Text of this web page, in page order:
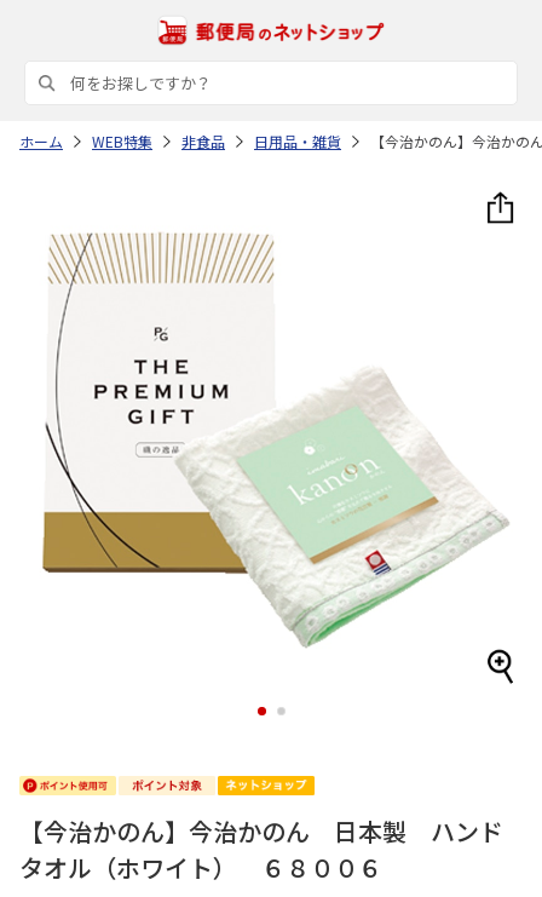
ホーム WEB特集 非食品 日用品・雑貨 【今治かのん】今治か
1 2
【今治かのん】今治かのん 日本製 ハンド
タオル（ホワイト） ６８００６